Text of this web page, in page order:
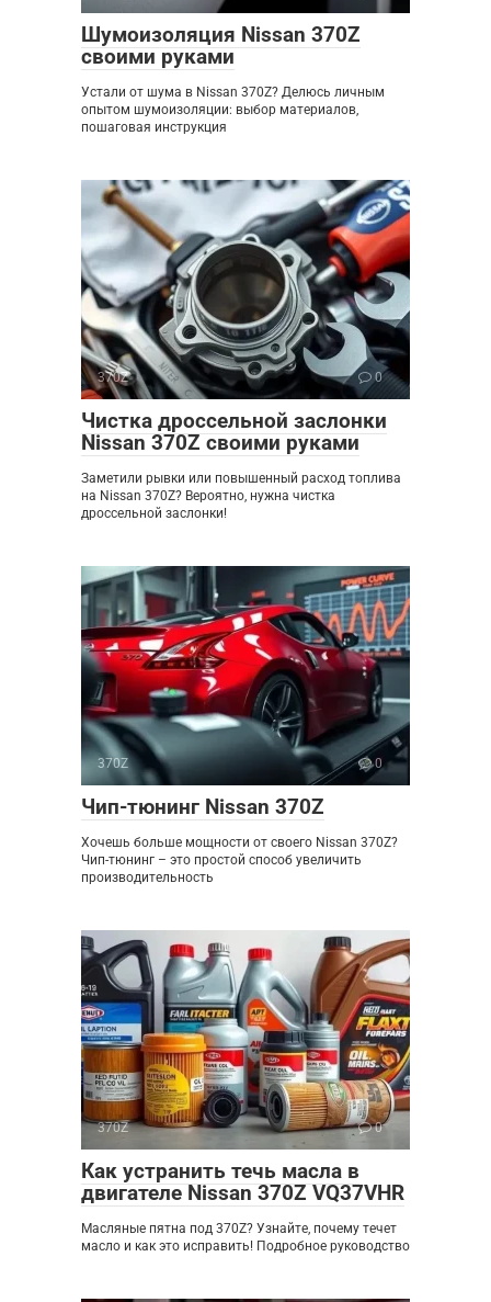
Шумоизоляция Nissan 370Z
своими руками
Устали от шума в Nissan 370Z? Делюсь личным
опытом шумоизоляции: выбор материалов,
пошаговая инструкция
370Z 0
Чистка дроссельной заслонки
Nissan 370Z своими руками
Заметили рывки или повышенный расход топлива
на Nissan 370Z? Вероятно, нужна чистка
дроссельной заслонки!
370Z 0
Чип-тюнинг Nissan 370Z
Хочешь больше мощности от своего Nissan 370Z?
Чип-тюнинг – это простой способ увеличить
производительность
370Z 0
Как устранить течь масла в
двигателе Nissan 370Z VQ37VHR
Масляные пятна под 370Z? Узнайте, почему течет
масло и как это исправить! Подробное руководство